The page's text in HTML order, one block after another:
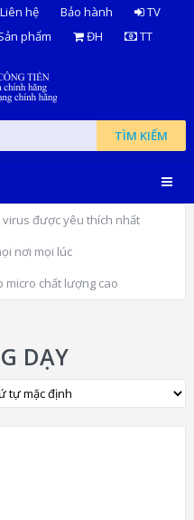
hệ Bảo hành
TV
phẩm ĐH TT
TÌM KIẾM
được yêu thích nhất
nơi mọi lúc
chất lượng cao
DẠY